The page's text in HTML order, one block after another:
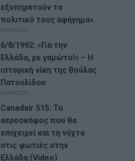
εξυπηρετούν το
πολιτικό τους αφήγημα»
06/08/2026
6/8/1992: «Για την
Ελλάδα, ρε γαμώτο!» – Η
ιστορική νίκη της Βούλας
Πατουλίδου
06/08/2026
Canadair 515: Το
αεροσκάφος που θα
επιχειρεί και τη νύχτα
στις φωτιές στην
Ελλάδα (Video)